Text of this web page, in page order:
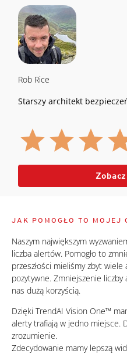
Rob Rice
Starszy architekt
JAK POMOGŁO TO MOJEJ
Naszym największym
liczba alertów. Pomogło to
przeszłości mieliśmy zbyt wiele
pozytywne. Zmniejszenie
nas dużą korzyścią.
Dzięki TrendAI Vision One™
alerty trafiają w jedno miejsce.
zrozumienie.
Zdecydowanie mamy lepszą